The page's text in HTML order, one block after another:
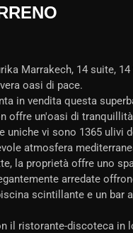
Marrakech, 14 suite,
oasi di pace.
in vendita questa
offre un'oasi di
uniche vi sono 1365 ulivi
atmosfera
la proprietà offre uno
arredate
scintillante e un
il ristorante-discoteca in